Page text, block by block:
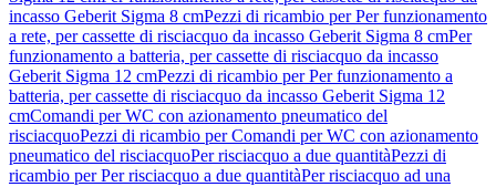
incasso Geberit Sigma 8 cmPezzi di ricambio per Per funzionamento
a rete, per cassette di risciacquo da incasso Geberit Sigma 8 cmPer
funzionamento a batteria, per cassette di risciacquo da incasso
Geberit Sigma 12 cmPezzi di ricambio per Per funzionamento a
batteria, per cassette di risciacquo da incasso Geberit Sigma 12
cmComandi per WC con azionamento pneumatico del
risciacquoPezzi di ricambio per Comandi per WC con azionamento
pneumatico del risciacquoPer risciacquo a due quantitàPezzi di
ricambio per Per risciacquo a due quantitàPer risciacquo ad una